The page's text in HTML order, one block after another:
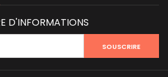
D'INFORMATIONS
SOUSCRIRE